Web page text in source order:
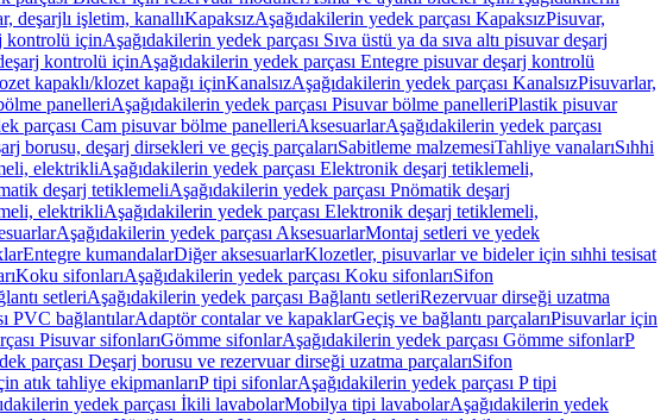
deşarjlı işletim, kanallıKapaksızAşağıdakilerin yedek parçası KapaksızPisuvar,
kontrolü içinAşağıdakilerin yedek parçası Sıva üstü ya da sıva altı pisuvar deşarj
kontrolü içinAşağıdakilerin yedek parçası Entegre pisuvar deşarj kontrolü
kapaklı/klozet kapağı içinKanalsızAşağıdakilerin yedek parçası KanalsızPisuvarlar,
panelleriAşağıdakilerin yedek parçası Pisuvar bölme panelleriPlastik pisuvar
parçası Cam pisuvar bölme panelleriAksesuarlarAşağıdakilerin yedek parçası
borusu, deşarj dirsekleri ve geçiş parçalarıSabitleme malzemesiTahliye vanalarıSıhhi
elektrikliAşağıdakilerin yedek parçası Elektronik deşarj tetiklemeli,
deşarj tetiklemeliAşağıdakilerin yedek parçası Pnömatik deşarj
elektrikliAşağıdakilerin yedek parçası Elektronik deşarj tetiklemeli,
Aşağıdakilerin yedek parçası AksesuarlarMontaj setleri ve yedek
Entegre kumandalarDiğer aksesuarlarKlozetler, pisuvarlar ve bideler için sıhhi tesisat
Koku sifonlarıAşağıdakilerin yedek parçası Koku sifonlarıSifon
setleriAşağıdakilerin yedek parçası Bağlantı setleriRezervuar dirseği uzatma
PVC bağlantılarAdaptör contalar ve kapaklarGeçiş ve bağlantı parçalarıPisuvarlar için
Pisuvar sifonlarıGömme sifonlarAşağıdakilerin yedek parçası Gömme sifonlarP
parçası Deşarj borusu ve rezervuar dirseği uzatma parçalarıSifon
atık tahliye ekipmanlarıP tipi sifonlarAşağıdakilerin yedek parçası P tipi
yedek parçası İkili lavabolarMobilya tipi lavabolarAşağıdakilerin yedek